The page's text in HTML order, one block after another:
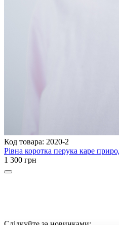
Код товара: 2020-2
Рівна коротка перука каре
1 300 грн